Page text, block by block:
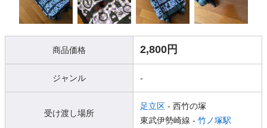
商品価格 2,800円
ジャンル -
受け渡し場所
足立区 - 西竹の塚
東武伊勢崎線 - 竹ノ塚駅